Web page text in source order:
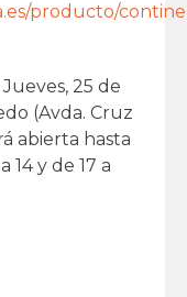
producto/
25 de
(Avda. Cruz
abierta hasta
14 y de 17 a